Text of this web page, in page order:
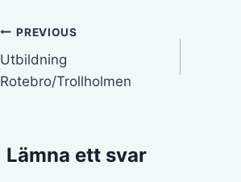
Inläggsnavigering
PREVIOUS
Utbildning
Rotebro/Trollholmen
Lämna ett svar